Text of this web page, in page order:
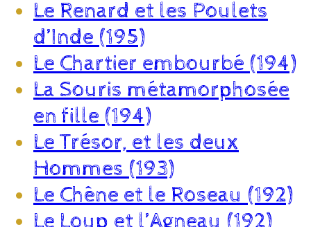
Le Renard et les Poulets
d’Inde (195)
Le Chartier embourbé (194)
La Souris métamorphosée
en fille (194)
Le Trésor, et les deux
Hommes (193)
Le Chêne et le Roseau (192)
Le Loup et l’Agneau (192)